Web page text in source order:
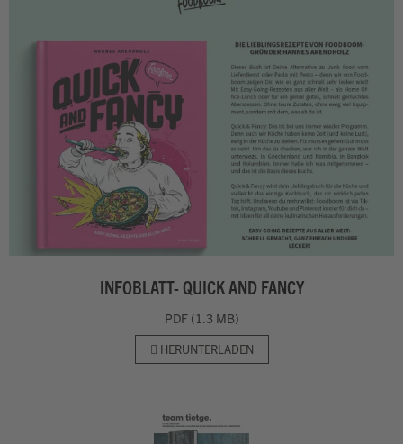
INFOBLATT- QUICK AND FANCY
PDF (1.3 MB)
HERUNTERLADEN